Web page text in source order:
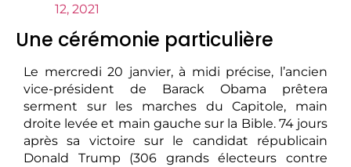
12, 2021
Une cérémonie particulière
Le mercredi 20 janvier, à midi précise, l’ancien
vice-président de Barack Obama prêtera
serment sur les marches du Capitole, main
droite levée et main gauche sur la Bible. 74 jours
après sa victoire sur le candidat républicain
Donald Trump (306 grands électeurs contre